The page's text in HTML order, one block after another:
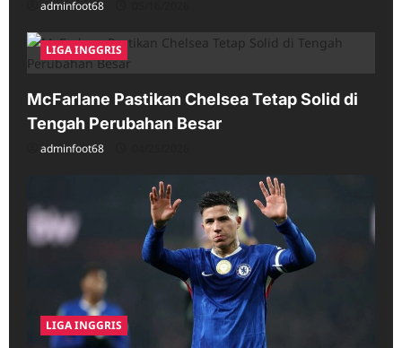
adminfoot68
LIGA INGGRIS
McFarlane Pastikan Chelsea Tetap Solid di
Tengah Perubahan Besar
adminfoot68
LIGA INGGRIS